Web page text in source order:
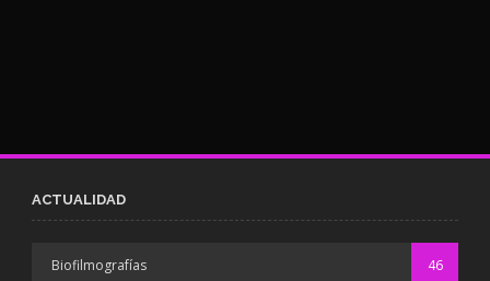
ACTUALIDAD
Biofilmografías 46